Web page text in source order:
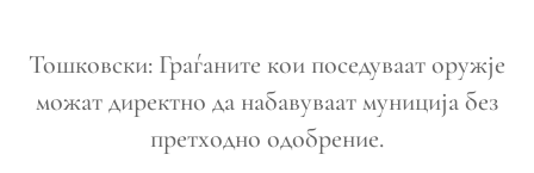
Тошковски: Граѓаните кои поседуваат оружје
можат директно да набавуваат муниција без
претходно одобрение.